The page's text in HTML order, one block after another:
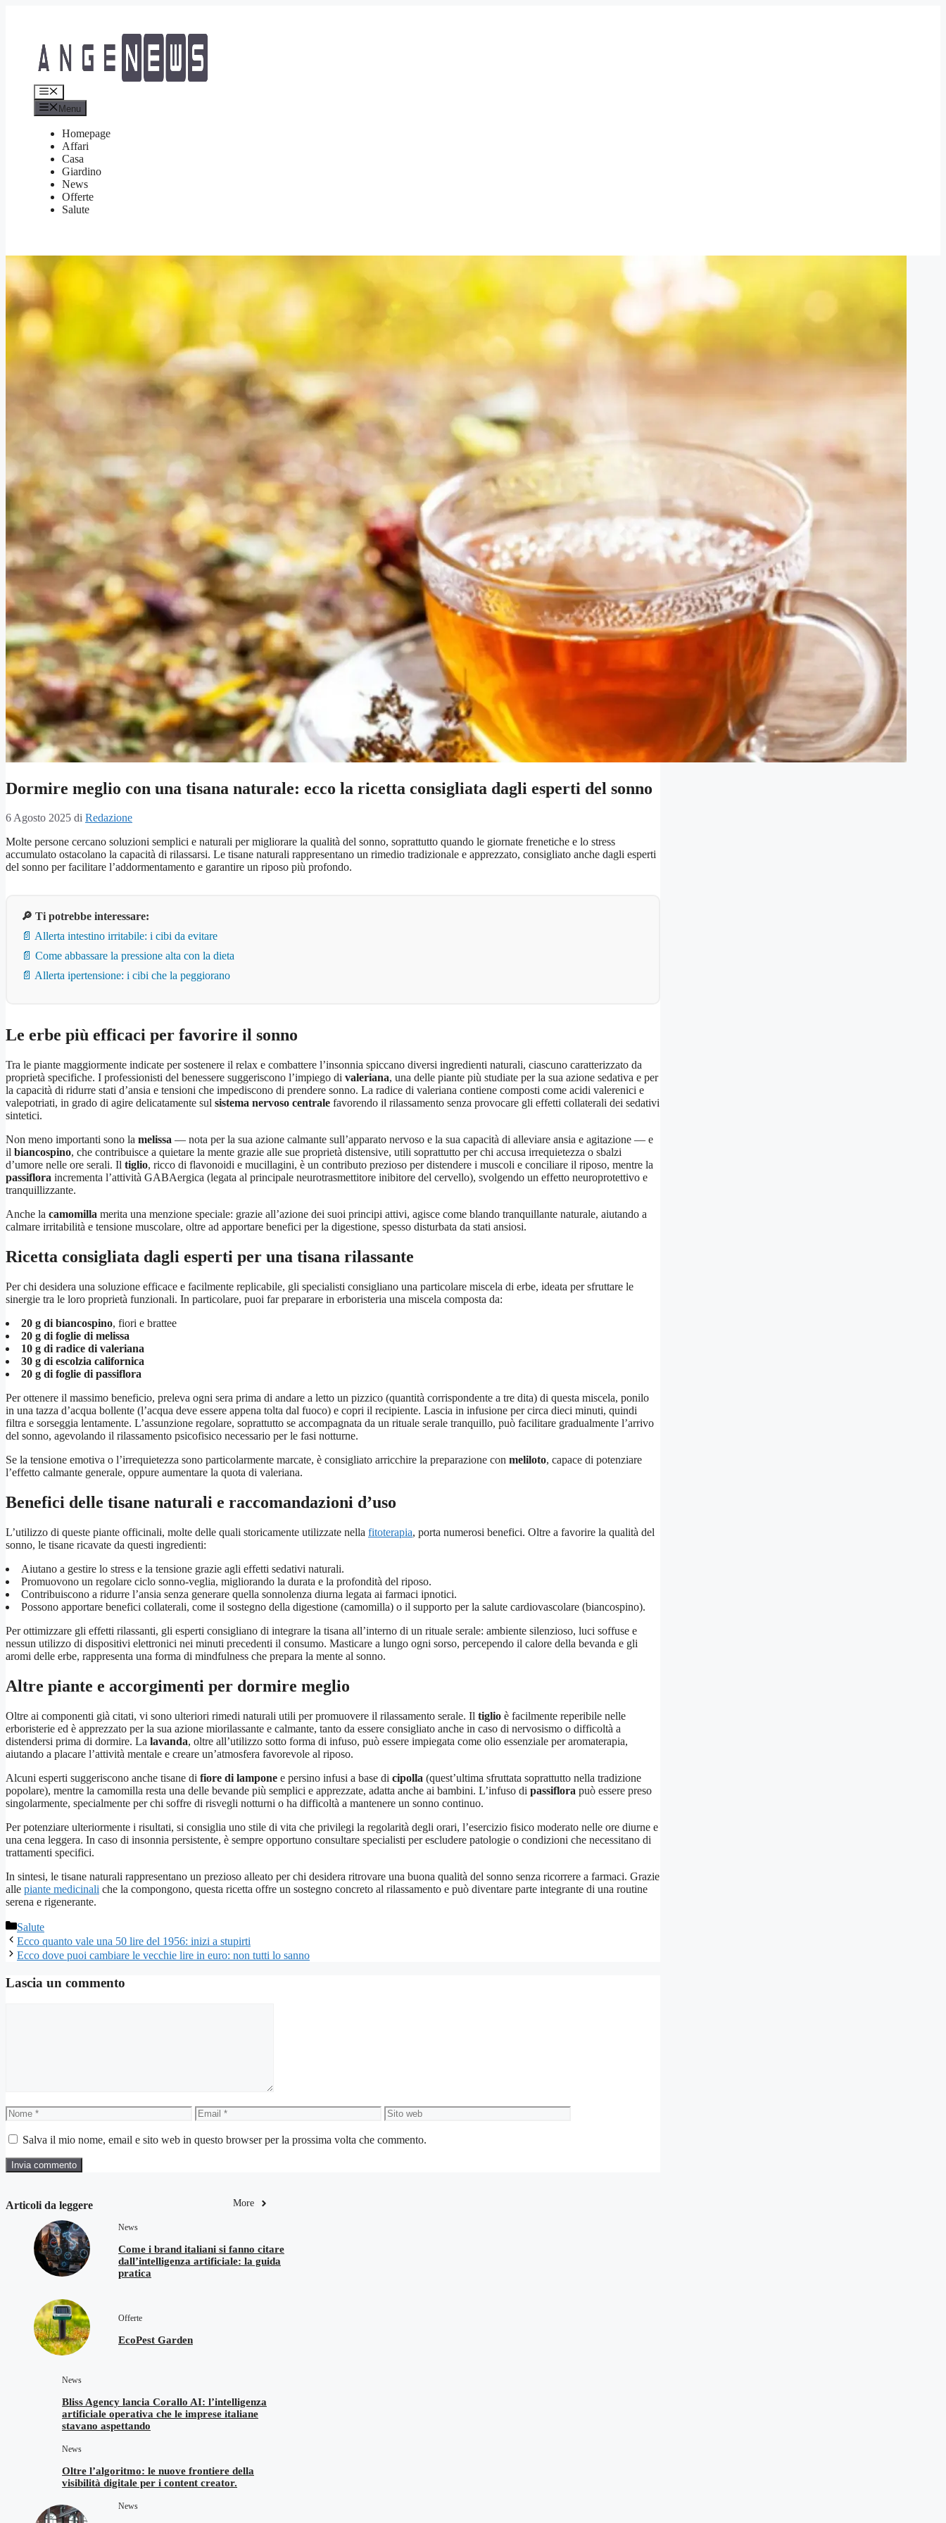
Menu
Menu
Homepage
Affari
Casa
Giardino
News
Offerte
Salute
Dormire meglio con una tisana naturale: ecco la ricetta consigliata dagli esperti del sonno
6 Agosto 2025 di Redazione
Molte persone cercano soluzioni semplici e naturali per migliorare la qualità del sonno, soprattutto quando le giornate frenetiche e lo stress
accumulato ostacolano la capacità di rilassarsi. Le tisane naturali rappresentano un rimedio tradizionale e apprezzato, consigliato anche dagli esperti
del sonno per facilitare l’addormentamento e garantire un riposo più profondo.
🔎 Ti potrebbe interessare:
📄 Allerta intestino irritabile: i cibi da evitare
📄 Come abbassare la pressione alta con la dieta
📄 Allerta ipertensione: i cibi che la peggiorano
Le erbe più efficaci per favorire il sonno
Tra le piante maggiormente indicate per sostenere il relax e combattere l’insonnia spiccano diversi ingredienti naturali, ciascuno caratterizzato da
proprietà specifiche. I professionisti del benessere suggeriscono l’impiego di valeriana, una delle piante più studiate per la sua azione sedativa e per
la capacità di ridurre stati d’ansia e tensioni che impediscono di prendere sonno. La radice di valeriana contiene composti come acidi valerenici e
valepotriati, in grado di agire delicatamente sul sistema nervoso centrale favorendo il rilassamento senza provocare gli effetti collaterali dei sedativi
sintetici.
Non meno importanti sono la melissa — nota per la sua azione calmante sull’apparato nervoso e la sua capacità di alleviare ansia e agitazione — e
il biancospino, che contribuisce a quietare la mente grazie alle sue proprietà distensive, utili soprattutto per chi accusa irrequietezza o sbalzi
d’umore nelle ore serali. Il tiglio, ricco di flavonoidi e mucillagini, è un contributo prezioso per distendere i muscoli e conciliare il riposo, mentre la
passiflora incrementa l’attività GABAergica (legata al principale neurotrasmettitore inibitore del cervello), svolgendo un effetto neuroprotettivo e
tranquillizzante.
Anche la camomilla merita una menzione speciale: grazie all’azione dei suoi principi attivi, agisce come blando tranquillante naturale, aiutando a
calmare irritabilità e tensione muscolare, oltre ad apportare benefici per la digestione, spesso disturbata da stati ansiosi.
Ricetta consigliata dagli esperti per una tisana rilassante
Per chi desidera una soluzione efficace e facilmente replicabile, gli specialisti consigliano una particolare miscela di erbe, ideata per sfruttare le
sinergie tra le loro proprietà funzionali. In particolare, puoi far preparare in erboristeria una miscela composta da:
20 g di biancospino, fiori e brattee
20 g di foglie di melissa
10 g di radice di valeriana
30 g di escolzia californica
20 g di foglie di passiflora
Per ottenere il massimo beneficio, preleva ogni sera prima di andare a letto un pizzico (quantità corrispondente a tre dita) di questa miscela, ponilo
in una tazza d’acqua bollente (l’acqua deve essere appena tolta dal fuoco) e copri il recipiente. Lascia in infusione per circa dieci minuti, quindi
filtra e sorseggia lentamente. L’assunzione regolare, soprattutto se accompagnata da un rituale serale tranquillo, può facilitare gradualmente l’arrivo
del sonno, agevolando il rilassamento psicofisico necessario per le fasi notturne.
Se la tensione emotiva o l’irrequietezza sono particolarmente marcate, è consigliato arricchire la preparazione con meliloto, capace di potenziare
l’effetto calmante generale, oppure aumentare la quota di valeriana.
Benefici delle tisane naturali e raccomandazioni d’uso
L’utilizzo di queste piante officinali, molte delle quali storicamente utilizzate nella fitoterapia, porta numerosi benefici. Oltre a favorire la qualità del
sonno, le tisane ricavate da questi ingredienti:
Aiutano a gestire lo stress e la tensione grazie agli effetti sedativi naturali.
Promuovono un regolare ciclo sonno-veglia, migliorando la durata e la profondità del riposo.
Contribuiscono a ridurre l’ansia senza generare quella sonnolenza diurna legata ai farmaci ipnotici.
Possono apportare benefici collaterali, come il sostegno della digestione (camomilla) o il supporto per la salute cardiovascolare (biancospino).
Per ottimizzare gli effetti rilassanti, gli esperti consigliano di integrare la tisana all’interno di un rituale serale: ambiente silenzioso, luci soffuse e
nessun utilizzo di dispositivi elettronici nei minuti precedenti il consumo. Masticare a lungo ogni sorso, percependo il calore della bevanda e gli
aromi delle erbe, rappresenta una forma di mindfulness che prepara la mente al sonno.
Altre piante e accorgimenti per dormire meglio
Oltre ai componenti già citati, vi sono ulteriori rimedi naturali utili per promuovere il rilassamento serale. Il tiglio è facilmente reperibile nelle
erboristerie ed è apprezzato per la sua azione miorilassante e calmante, tanto da essere consigliato anche in caso di nervosismo o difficoltà a
distendersi prima di dormire. La lavanda, oltre all’utilizzo sotto forma di infuso, può essere impiegata come olio essenziale per aromaterapia,
aiutando a placare l’attività mentale e creare un’atmosfera favorevole al riposo.
Alcuni esperti suggeriscono anche tisane di fiore di lampone e persino infusi a base di cipolla (quest’ultima sfruttata soprattutto nella tradizione
popolare), mentre la camomilla resta una delle bevande più semplici e apprezzate, adatta anche ai bambini. L’infuso di passiflora può essere preso
singolarmente, specialmente per chi soffre di risvegli notturni o ha difficoltà a mantenere un sonno continuo.
Per potenziare ulteriormente i risultati, si consiglia uno stile di vita che privilegi la regolarità degli orari, l’esercizio fisico moderato nelle ore diurne e
una cena leggera. In caso di insonnia persistente, è sempre opportuno consultare specialisti per escludere patologie o condizioni che necessitano di
trattamenti specifici.
In sintesi, le tisane naturali rappresentano un prezioso alleato per chi desidera ritrovare una buona qualità del sonno senza ricorrere a farmaci. Grazie
alle piante medicinali che la compongono, questa ricetta offre un sostegno concreto al rilassamento e può diventare parte integrante di una routine
serena e rigenerante.
Categorie
Salute
Ecco quanto vale una 50 lire del 1956: inizi a stupirti
Ecco dove puoi cambiare le vecchie lire in euro: non tutti lo sanno
Lascia un commento
Nome Email
Sito
web
Salva il mio nome, email e sito web in questo browser per la prossima volta che commento.
Articoli da leggere More
News
Come i brand italiani si fanno citare
dall’intelligenza artificiale: la guida
pratica
Offerte
EcoPest Garden
News
Bliss Agency lancia Corallo AI: l’intelligenza
artificiale operativa che le imprese italiane
stavano aspettando
News
Oltre l’algoritmo: le nuove frontiere della
visibilità digitale per i content creator.
News